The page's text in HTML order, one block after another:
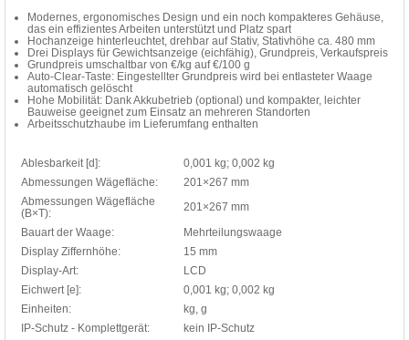
Modernes, ergonomisches Design und ein noch kompakteres Gehäuse,
das ein effizientes Arbeiten unterstützt und Platz spart
Hochanzeige hinterleuchtet, drehbar auf Stativ, Stativhöhe ca. 480 mm
Drei Displays für Gewichtsanzeige (eichfähig), Grundpreis, Verkaufspreis
Grundpreis umschaltbar von €/kg auf €/100 g
Auto-Clear-Taste: Eingestellter Grundpreis wird bei entlasteter Waage
automatisch gelöscht
Hohe Mobilität: Dank Akkubetrieb (optional) und kompakter, leichter
Bauweise geeignet zum Einsatz an mehreren Standorten
Arbeitsschutzhaube im Lieferumfang enthalten
Ablesbarkeit [d]:
0,001 kg; 0,002 kg
Abmessungen Wägefläche:
201×267 mm
Abmessungen Wägefläche
(B×T):
201×267 mm
Bauart der Waage:
Mehrteilungswaage
Display Ziffernhöhe:
15 mm
Display-Art:
LCD
Eichwert [e]:
0,001 kg; 0,002 kg
Einheiten:
kg, g
IP-Schutz - Komplettgerät:
kein IP-Schutz